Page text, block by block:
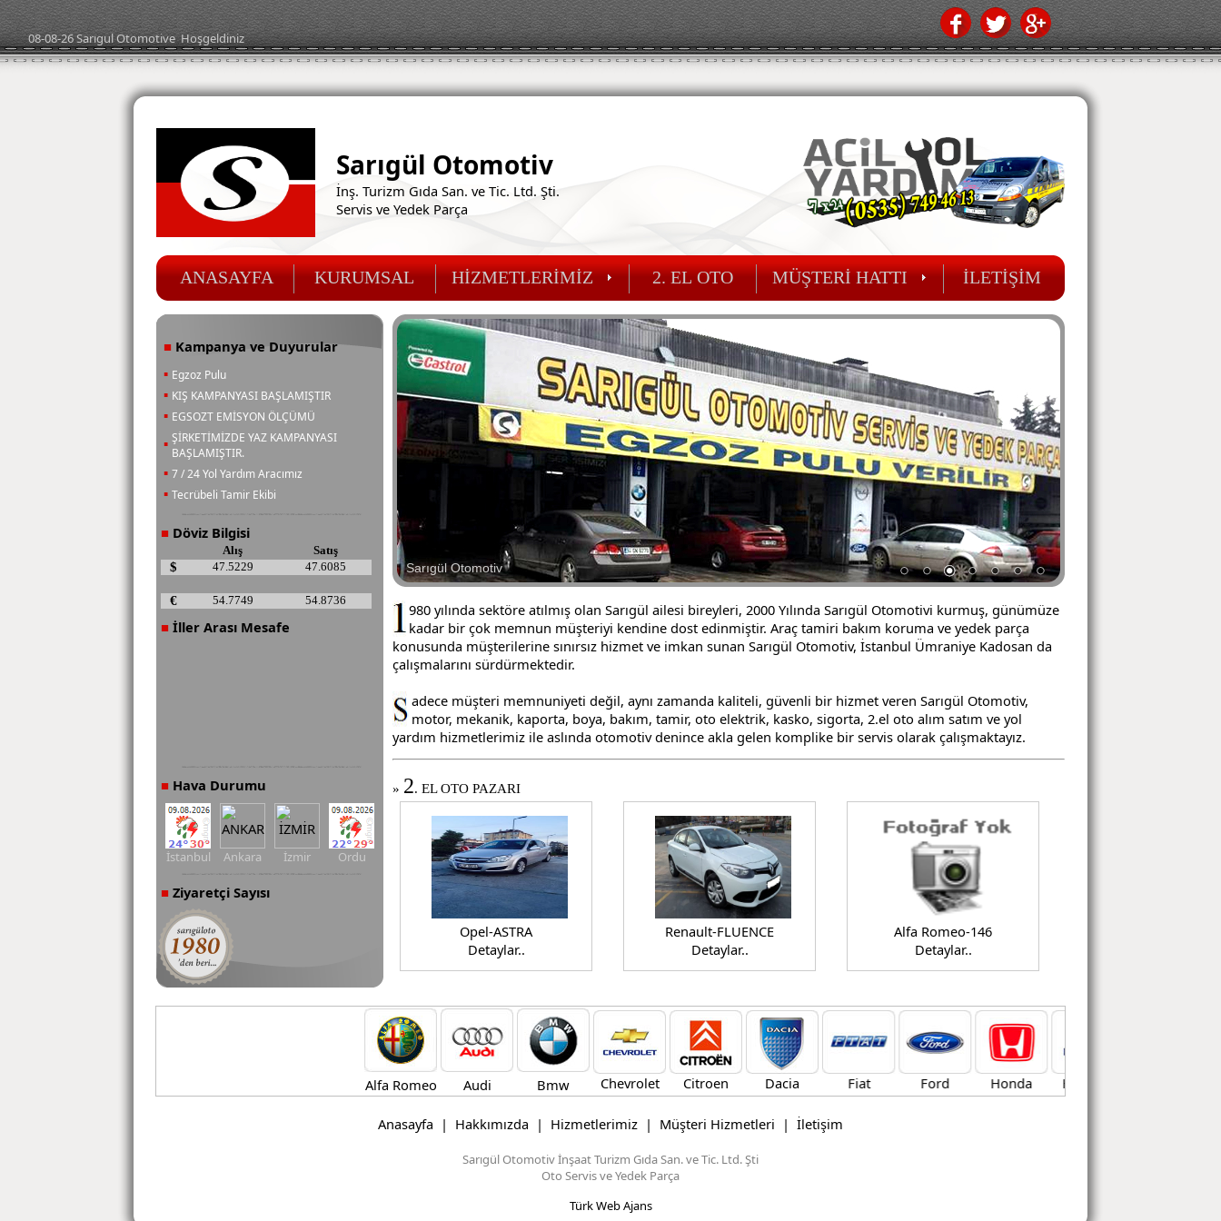
08-08-26Sarıgul OtomotiveHoşgeldiniz
Sarıgül Otomotiv
İnş. Turizm Gıda San. ve Tic. Ltd. Şti.
Servis ve Yedek Parça
ANASAYFA KURUMSAL HİZMETLERİMİZ 2. EL OTO MÜŞTERİ HATTI İLETİŞİM
■ Kampanya ve Duyurular
▪ Egzoz Pulu
▪ KIŞ KAMPANYASI BAŞLAMIŞTIR
▪ EGSOZT EMİSYON ÖLÇÜMÜ
▪ ŞİRKETİMİZDE YAZ KAMPANYASI
BAŞLAMIŞTIR.
▪ 7 / 24 Yol Yardım Aracımız
▪ Tecrübeli Tamir Ekibi
■ Döviz Bilgisi
Alış Satış
$ 47.5229 47.6085
€ 54.7749 54.8736
■ İller Arası Mesafe
■ Hava Durumu
İstanbul Ankara İzmir Ordu
■ Ziyaretçi Sayısı
980 yılında sektöre atılmış olan Sarıgül ailesi bireyleri, 2000 Yılında Sarıgül Otomotivi kurmuş, günümüze
kadar bir çok memnun müşteriyi kendine dost edinmiştir. Araç tamiri bakım koruma ve yedek parça
konusunda müşterilerine sınırsız hizmet ve imkan sunan Sarıgül Otomotiv, İstanbul Ümraniye Kadosan da
çalışmalarını sürdürmektedir.
adece müşteri memnuniyeti değil, aynı zamanda kaliteli, güvenli bir hizmet veren Sarıgül Otomotiv,
motor, mekanik, kaporta, boya, bakım, tamir, oto elektrik, kasko, sigorta, 2.el oto alım satım ve yol
yardım hizmetlerimiz ile aslında otomotiv denince akla gelen komplike bir servis olarak çalışmaktayız.
» 2. EL OTO PAZARI
Opel-ASTRA
Detaylar..
Renault-FLUENCE
Detaylar..
Alfa Romeo-146
Detaylar..
Alfa Romeo Audi Bmw Chevrolet Citroen Dacia Honda Hyundai
Anasayfa | Hakkımızda | Hizmetlerimiz | Müşteri Hizmetleri | İletişim
Sarıgül Otomotiv İnşaat Turizm Gıda San. ve Tic. Ltd. Şti
Oto Servis ve Yedek Parça
Türk Web Ajans